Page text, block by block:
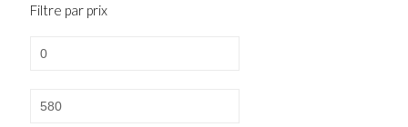
Filtre par prix
min
max